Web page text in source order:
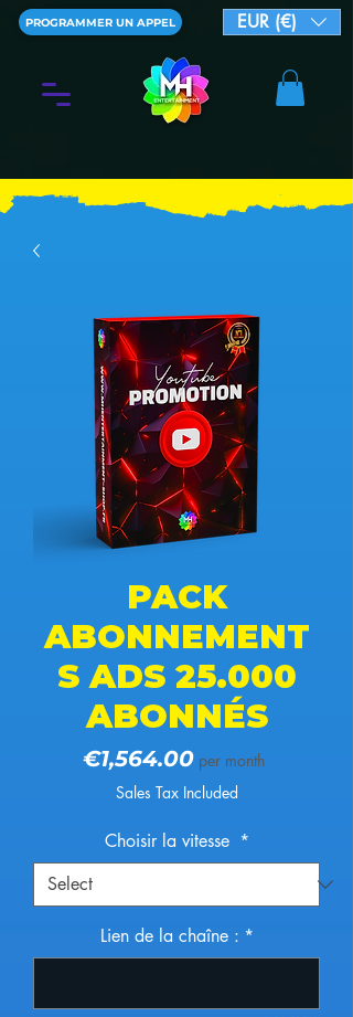
PROGRAMMER UN APPEL EUR (€)
PACK
ABONNEMENT
S ADS 25.000
ABONNÉS
€1,564.00Price
per month
Sales Tax Included
Choisir la vitesse *
Lien de la chaîne : *